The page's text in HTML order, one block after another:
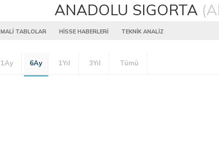
ANADOLU SIGORTA
MALİ TABLOLAR HİSSE HABERLERİ TEKNİK ANALİZ
1Ay 6Ay 1Yıl 3Yıl Tümü